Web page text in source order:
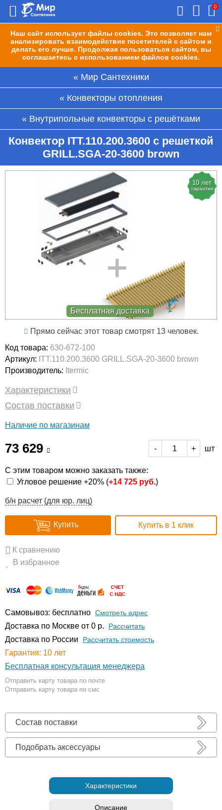
Наш сайт использует файлы cookies. Это позволяет нам
анализировать взаимодействие посетителей с сайтом и
делать его лучше. Продолжая пользоваться сайтом, вы
соглашаетесь с использованием файлов cookies.
0
Мир Сантехники
Конвекторы отопления
Внутрипольные конвекторы с решётками
Конвектор ITT.110.200.3600 с решеткой
GRILL.SGA-20-3600 brown
10 лет
гарантия
Бесплатная доставка
Прямо сейчас этот товар смотрят 13 человек.
Код товара: 630-672-100
Артикул: ITT.110.200.3600 GRILL.SGA-20-3600 brown
Производитель: Itermic
Характеристики
Состав поставки
Наличие по магазинам
73 629 - + шт
С этим товаром можно заказать также:
Угловое решение +20% (+14 725 руб.)
б/н расчет (для юр. лиц)
Купить Купить в 1 клик
К сравнению
В избранное
Самовывоз: бесплатно Смотреть адрес
Доставка по Москве от 0 р. Расcчитать
Доставка по России Рассчитать стоимость
Гарантия: 10 лет
Бесплатная консультация менеджера
Отправить карту товара по почте
Отправить карту товара по смс
Состав поставки
Подобрать аксессуары
Характеристики
Описание